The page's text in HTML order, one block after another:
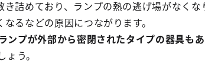
詰めており、ランプの熱の逃げ場がなくな
るなどの原因につながります。
ンプが外部から密閉されたタイプの器具も
ょう。